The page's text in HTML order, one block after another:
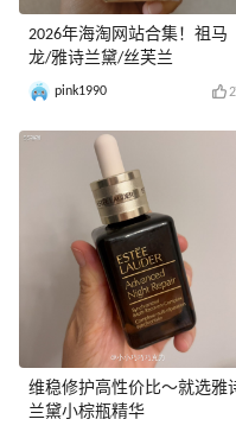
2026年海淘网站合集！祖马
龙/雅诗兰黛/丝芙兰
pink1990
维稳修护高性价比～就选雅
兰黛小棕瓶精华